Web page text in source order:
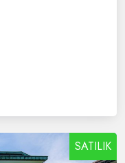
SATILIK